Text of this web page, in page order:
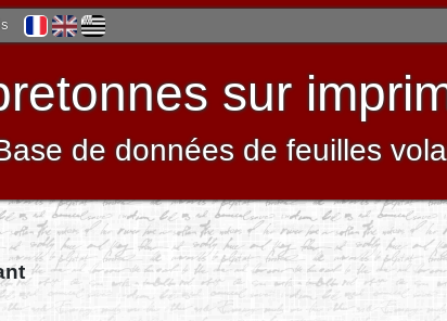
sur
de données de feuilles